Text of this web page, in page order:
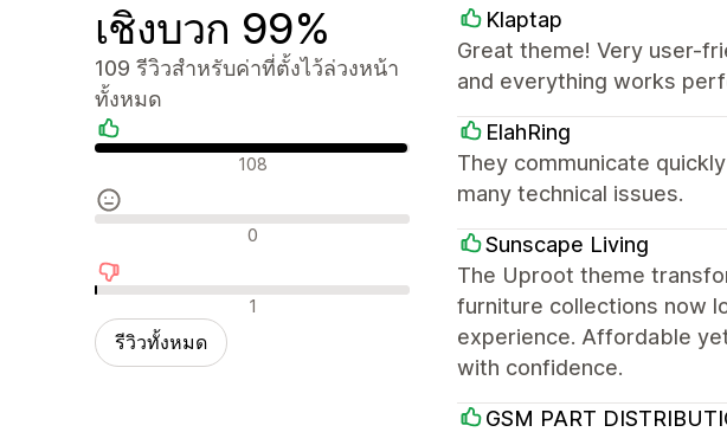
เชิงบวก 99%
109 รีวิวสำหรับค่าที่ตั้งไว้ล่วงหน้า
ทั้งหมด
รีวิวเชิงบวก 108
รีวิวที่เป็นกลาง 0
รีวิวเชิงลบ 1
รีวิวทั้งหมด
Klaptap
Great theme! Very user-
and everything works
ElahRing
They communicate
many technical issues.
Sunscape Living
The Uproot theme
furniture collections now
experience. Affordable
with confidence.
GSM PART